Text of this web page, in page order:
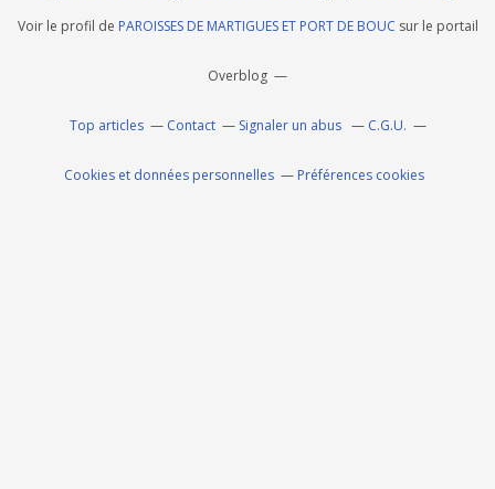
Voir le profil de PAROISSES DE MARTIGUES ET PORT DE BOUC sur le portail
Overblog
Top articles Contact Signaler un abus C.G.U.
Cookies et données personnelles Préférences cookies